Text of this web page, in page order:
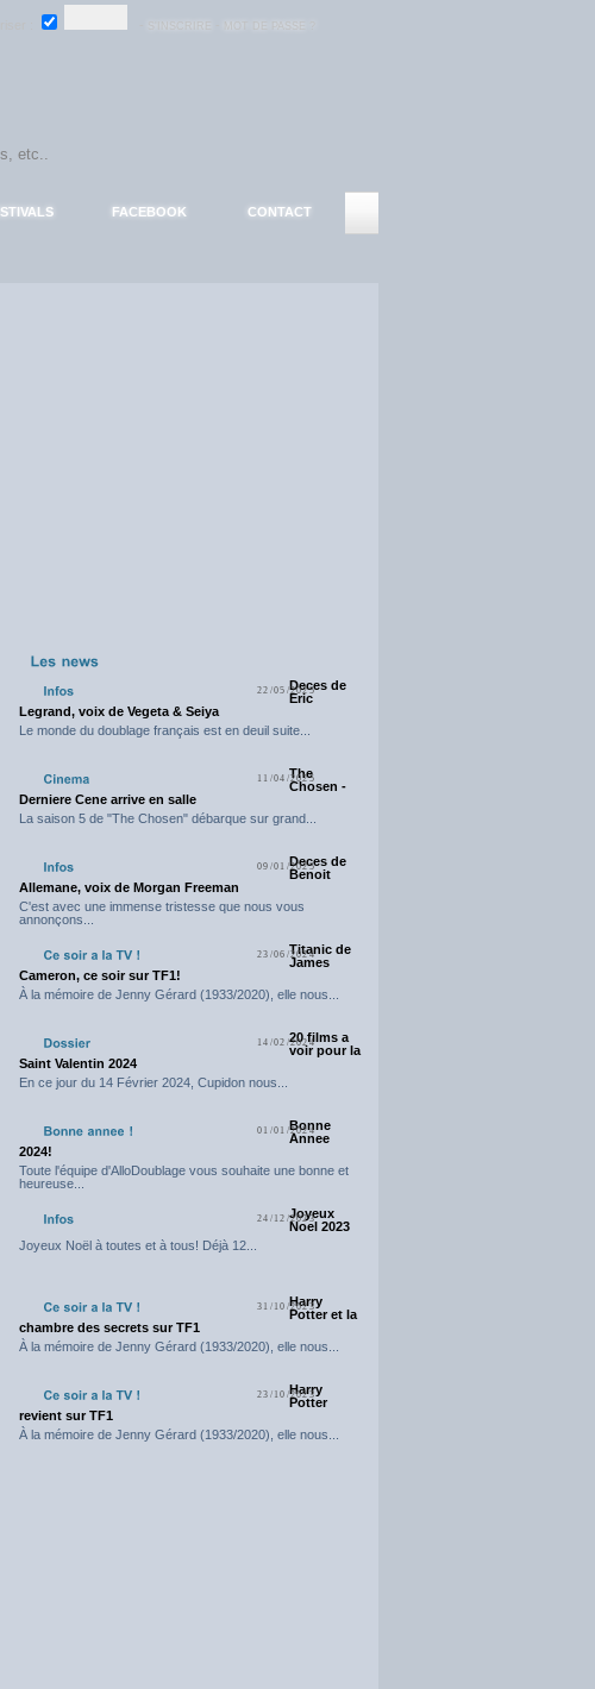
FACEBOOK CONTACT
22/05/2025Deces de
Eric
Legrand, voix de Vegeta & Seiya
Le monde du doublage français est en deuil suite...
11/04/2025
The
Chosen -
Derniere Cene arrive en salle
La saison 5 de "The Chosen" débarque sur grand...
09/01/2025Deces de
Benoit
Allemane, voix de Morgan Freeman
C'est avec une immense tristesse que nous vous
annonçons...
23/06/2024Titanic de
James
Cameron, ce soir sur TF1!
À la mémoire de Jenny Gérard (1933/2020), elle nous...
14/02/202420 films a
voir pour la
Saint Valentin 2024
En ce jour du 14 Février 2024, Cupidon nous...
01/01/2024
Bonne
Annee
2024!
Toute l'équipe d'AlloDoublage vous souhaite une bonne et
heureuse...
24/12/2023
Joyeux
Noel 2023
Joyeux Noël à toutes et à tous! Déjà 12...
31/10/2023
Harry
Potter et la
chambre des secrets sur TF1
À la mémoire de Jenny Gérard (1933/2020), elle nous...
23/10/2023
Harry
Potter
revient sur TF1
À la mémoire de Jenny Gérard (1933/2020), elle nous...